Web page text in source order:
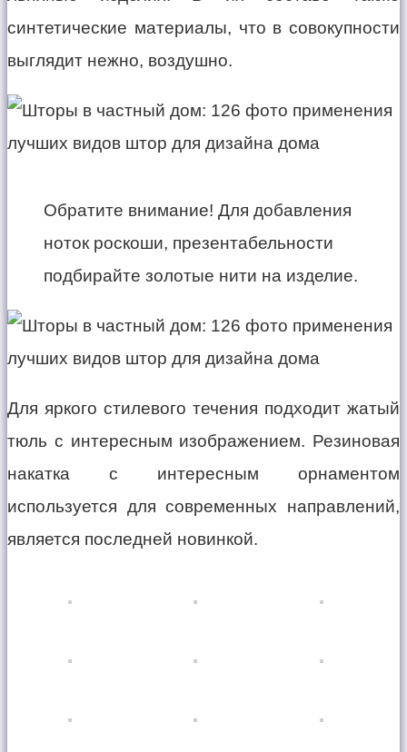
синтетические материалы, что в совокупности
выглядит нежно, воздушно.
Обратите внимание! Для добавления
ноток роскоши, презентабельности
подбирайте золотые нити на изделие.
Для яркого стилевого течения подходит жатый
тюль с интересным изображением. Резиновая
накатка с интересным орнаментом
используется для современных направлений,
является последней новинкой.